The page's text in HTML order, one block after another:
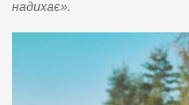
надихає».